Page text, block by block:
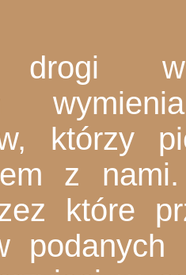
drogi
którzy
z nami.
które
podanych